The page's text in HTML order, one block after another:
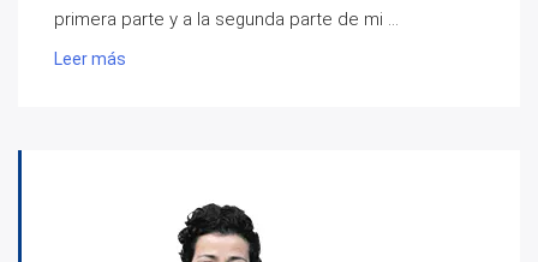
primera parte y a la segunda parte de mi ...
Leer más